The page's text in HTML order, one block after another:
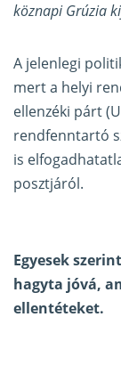
köznapi Grúzia
A jelenlegi
mert a helyi
ellenzéki párt
rendfenntartó
is
posztjáról.
Egyesek
hagyta jóvá,
ellentéteket.